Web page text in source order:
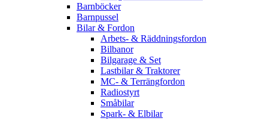
Barnböcker
Barnpussel
Bilar & Fordon
Arbets- & Räddningsfordon
Bilbanor
Bilgarage & Set
Lastbilar & Traktorer
MC- & Terrängfordon
Radiostyrt
Småbilar
Spark- & Elbilar